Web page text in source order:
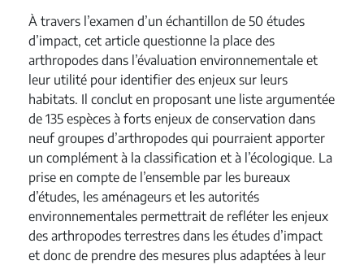
À travers l’examen d’un échantillon de 50 études
d’impact, cet article questionne la place des
arthropodes dans l’évaluation environnementale et
leur utilité pour identifier des enjeux sur leurs
habitats. Il conclut en proposant une liste argumentée
de 135 espèces à forts enjeux de conservation dans
neuf groupes d’arthropodes qui pourraient apporter
un complément à la classification et à l’écologique. La
prise en compte de l’ensemble par les bureaux
d’études, les aménageurs et les autorités
environnementales permettrait de refléter les enjeux
des arthropodes terrestres dans les études d’impact
et donc de prendre des mesures plus adaptées à leur